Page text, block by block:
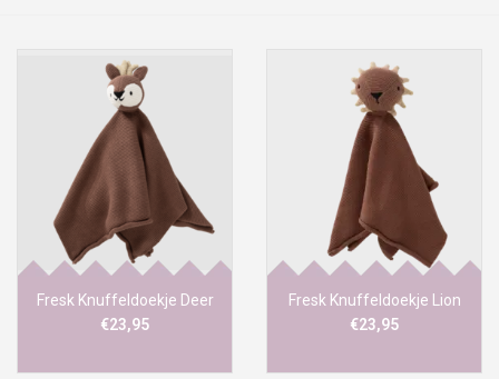
Fresk Knuffeldoekje Deer
€23,95
Fresk Knuffeldoekje Lion
€23,95